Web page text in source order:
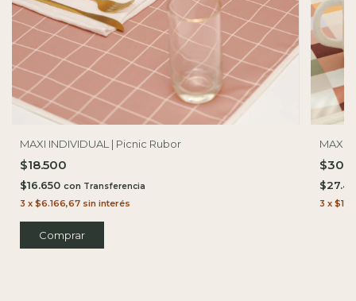
MAXI INDIVIDUAL | Picnic Rubor
$18.500
$16.650 con
3 x $6.166,67 sin interés
MAXI
3 x